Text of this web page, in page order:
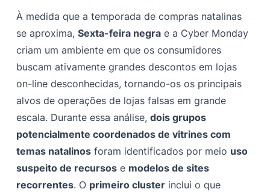
Pivô:
Cluster B — [.] loja Fake Storefront Fraud Network
Análise do site
Pivô:
Infraestrutura (blocos de rede) de ambos os clusters
Estatísticas de registro WHOIS do primeiro cluster (com
base na contagem total de domínios)
Estatísticas de registro WHOIS do segundo cluster
(com base nos primeiros 1000 domínios):
À medida que a temporada de compras natalinas
se aproxima,Sexta-feira negra e a Cyber Monday
criam um ambiente em que os consumidores
buscam ativamente grandes descontos em lojas
on-line desconhecidas, tornando-os os principais
alvos de operações de lojas falsas em grande
escala. Durante essa análise,dois grupos
potencialmente coordenados de vitrines com
temas natalinos foram identificados por meio uso
suspeito de recursos e modelos de sites
recorrentes. O primeiro cluster inclui o que